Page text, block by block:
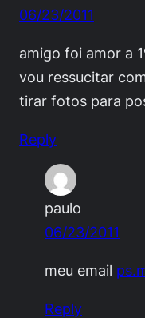
06/23/2011
amigo foi amor a
vou ressucitar
tirar fotos para
Reply
paulo
06/23/2011
meu email
Reply